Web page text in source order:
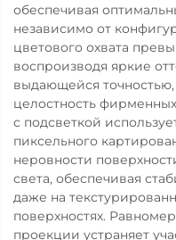
обеспечивая
независимо от
цветового охвата
воспроизводя яркие
выдающейся
целостность
с подсветкой
пиксельного
неровности
света, обеспечивая
даже на
поверхностях.
проекции устраняет